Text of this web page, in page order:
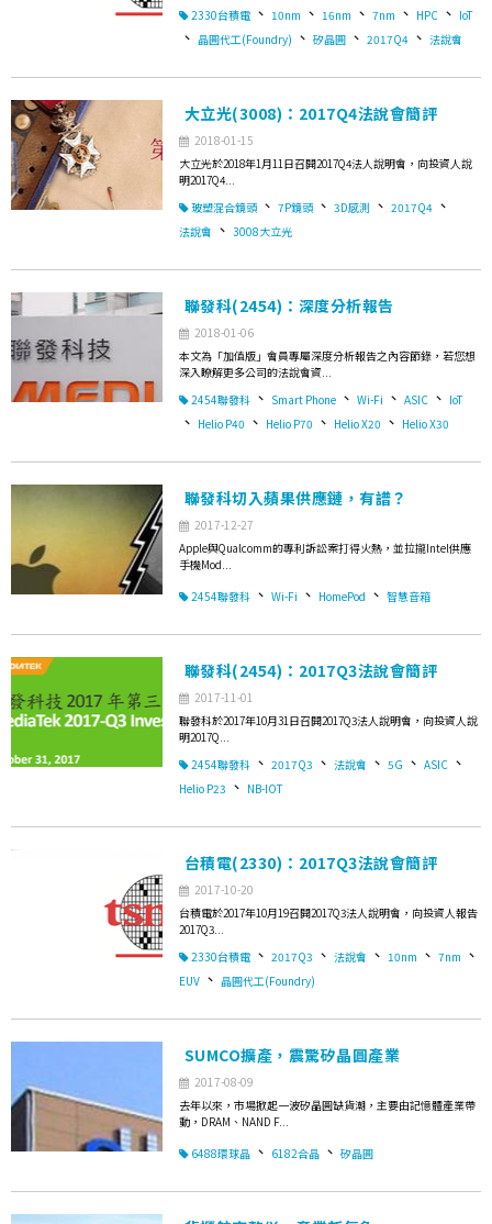
2330台積電 、 10nm 、 16nm 、 7nm 、 HPC 、 IoT
、 晶圓代工(Foundry) 、 矽晶圓 、 2017Q4 、 法說會
大立光(3008)：2017Q4法說會簡評
2018-01-15
大立光於2018年1月11日召開2017Q4法人說明會，向投資人說
明2017Q4...
玻塑混合鏡頭 、 7P鏡頭 、 3D感測 、 2017Q4 、
法說會 、 3008大立光
聯發科(2454)：深度分析報告
2018-01-06
本文為「加值版」會員專屬深度分析報告之內容節錄，若您想
深入瞭解更多公司的法說會資...
2454聯發科 、 Smart Phone 、 Wi-Fi 、 ASIC 、 IoT
、 Helio P40 、 Helio P70 、 Helio X20 、 Helio X30
聯發科切入蘋果供應鏈，有譜？
2017-12-27
Apple與Qualcomm的專利訴訟案打得火熱，並拉攏Intel供應
手機Mod...
2454聯發科 、 Wi-Fi 、 HomePod 、 智慧音箱
聯發科(2454)：2017Q3法說會簡評
2017-11-01
聯發科於2017年10月31日召開2017Q3法人說明會，向投資人說
明2017Q...
2454聯發科 、 2017Q3 、 法說會 、 5G 、 ASIC 、
Helio P23 、 NB-IOT
台積電(2330)：2017Q3法說會簡評
2017-10-20
台積電於2017年10月19召開2017Q3法人說明會，向投資人報告
2017Q3...
2330台積電 、 2017Q3 、 法說會 、 10nm 、 7nm 、
EUV 、 晶圓代工(Foundry)
SUMCO擴產，震驚矽晶圓產業
2017-08-09
去年以來，市場掀起一波矽晶圓缺貨潮，主要由記憶體產業帶
動，DRAM、NAND F...
6488環球晶 、 6182合晶 、 矽晶圓